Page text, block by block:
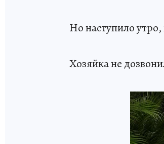
Но наступило
Хозяйка не